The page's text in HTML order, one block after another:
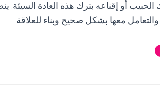
أو إقناعه بترك هذه العادة السيئة.
معها بشكل صحيح وبناء للعلاقة.